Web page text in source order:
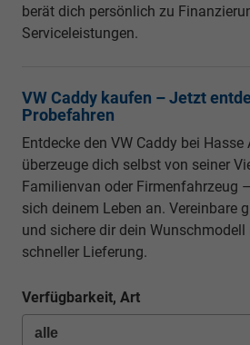
berät dich persönlich zu
Serviceleistungen.
VW Caddy kaufen – Jetzt
Probefahren
Entdecke den VW Caddy bei
überzeuge dich selbst von seiner
Familienvan oder Firmenfahrzeug
sich deinem Leben an. Vereinbare
und sichere dir dein
schneller Lieferung.
Verfügbarkeit, Art